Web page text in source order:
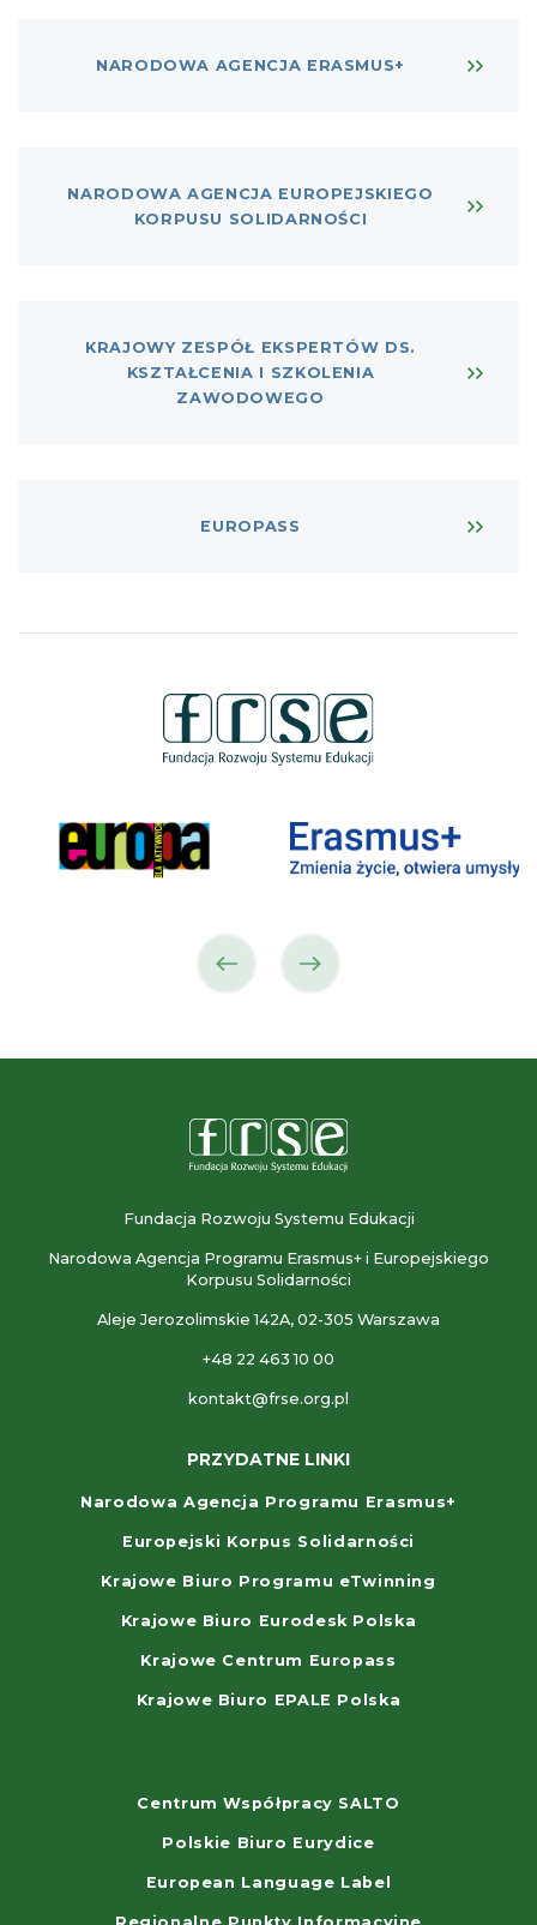
NARODOWA AGENCJA ERASMUS+
NARODOWA AGENCJA EUROPEJSKIEGO
KORPUSU SOLIDARNOŚCI
KRAJOWY ZESPÓŁ EKSPERTÓW DS.
KSZTAŁCENIA I SZKOLENIA
ZAWODOWEGO
EUROPASS
poprzedni
następny
Fundacja Rozwoju Systemu Edukacji
Narodowa Agencja Programu Erasmus+ i Europejskiego
Korpusu Solidarności
Aleje Jerozolimskie 142A, 02-305 Warszawa
+48 22 463 10 00
kontakt@frse.org.pl
PRZYDATNE LINKI
Narodowa Agencja Programu Erasmus+
Europejski Korpus Solidarności
Krajowe Biuro Programu eTwinning
Krajowe Biuro Eurodesk Polska
Krajowe Centrum Europass
Krajowe Biuro EPALE Polska
Centrum Współpracy SALTO
Polskie Biuro Eurydice
European Language Label